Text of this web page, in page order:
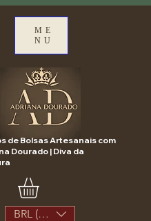
ME
NU
de Bolsas Artesanais com
Dourado | Diva da
BRL (R$)